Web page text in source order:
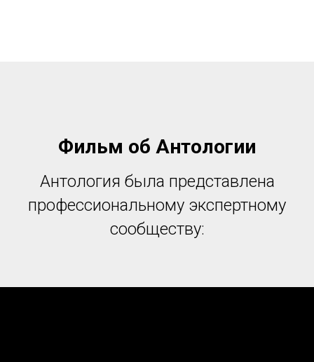
Фильм об Антологии
Антология была представлена
профессиональному экспертному
сообществу: